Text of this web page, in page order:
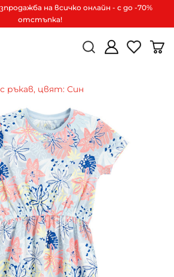
на всичко онлайн - с до -70%
отстъпка!
ръкав, цвят: Син